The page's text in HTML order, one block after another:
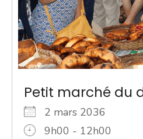
Petit marché du
2 mars 2036
9h00 - 12h00